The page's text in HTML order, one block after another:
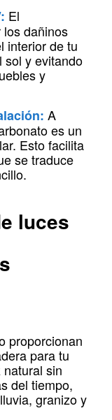
El
dañinos
interior de tu
sol y evitando
y
A
es un
Esto facilita
se traduce
luces
proporcionan
para tu
sin
del tiempo,
granizo y